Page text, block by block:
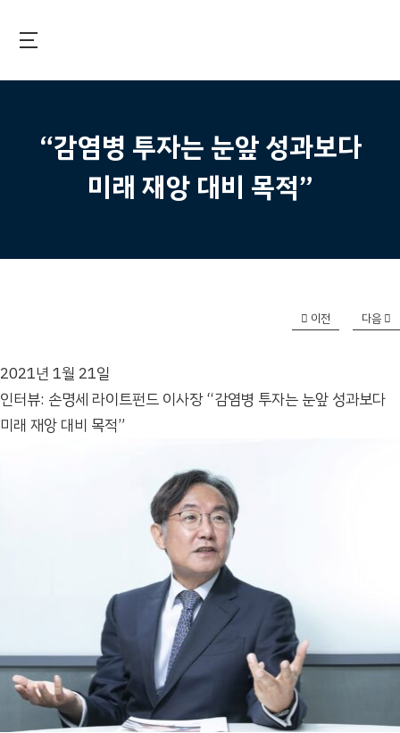
국제보건기술연구기금
“감염병 투자는 눈앞 성과보다
미래 재앙 대비 목적”
이전 다음
2021년 1월 21일
인터뷰: 손명세 라이트펀드 이사장 “감염병 투자는 눈앞 성과보다
미래 재앙 대비 목적”